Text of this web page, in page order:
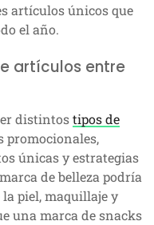
artículos únicos que
el año.
artículos entre
distintostipos de
promocionales,
únicas y estrategias
de belleza podría
piel, maquillaje y
una marca de snacks